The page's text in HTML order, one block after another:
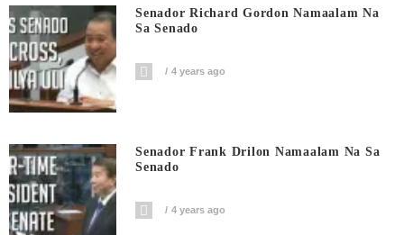
Senador Richard Gordon Namaalam Na
Sa Senado
4 years ago
Senador Frank Drilon Namaalam Na Sa
Senado
4 years ago